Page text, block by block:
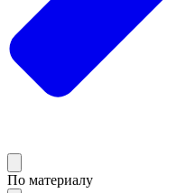
По материалу